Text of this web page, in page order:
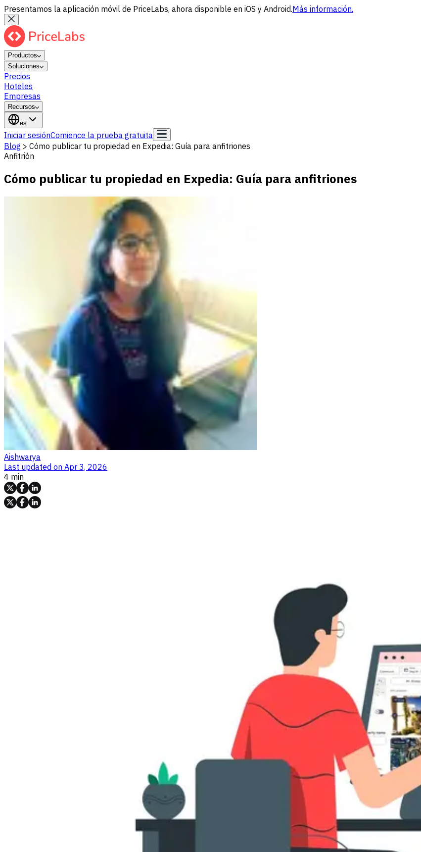
Presentamos la aplicación móvil de PriceLabs, ahora disponible en iOS y Android.Más información.
Productos
Soluciones
Precios
Hoteles
Empresas
Recursos
es
Iniciar sesiónComience la prueba gratuita
Blog > Cómo publicar tu propiedad en Expedia: Guía para anfitriones
Anfitrión
Cómo publicar tu propiedad en Expedia: Guía para anfitriones
Aishwarya
Last updated on Apr 3, 2026
4 min